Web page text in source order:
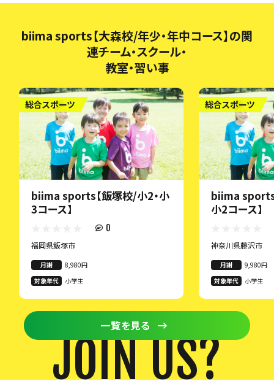
biima sports【大森校/年少・年中コース】の関
連チーム・スクール・
教室・習い事
総合スポーツ
biima sports【飯塚校/小2・小
3コース】
0
福岡県飯塚市
月謝
8,980円
対象年代
小学生
総合スポーツ
biima sports
小2コース】
神奈川県藤沢市
月謝
9,980円
対象年代
小学生
一覧を見る
JOIN US?